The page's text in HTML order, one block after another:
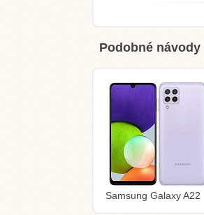
Podobné návody
Samsung Galaxy A22